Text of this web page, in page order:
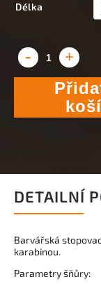
Délka
DETAILNÍ
Barvářská
karabinou.
Parametry šňůry: